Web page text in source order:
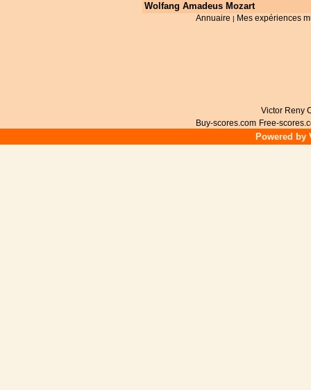
Wolfang Amadeus Mozart
Annuaire | Mes expériences
Victor Reny
Buy-scores.com Free-
Powered by